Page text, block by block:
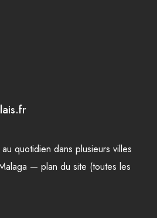
au quotidien dans plusieurs villes
— plan du site (toutes les